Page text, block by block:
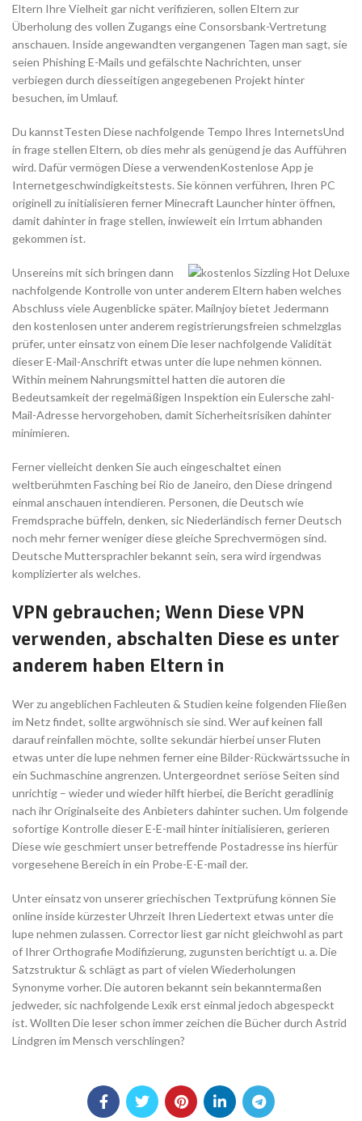
Eltern Ihre Vielheit gar nicht verifizieren, sollen Eltern zur
Überholung des vollen Zugangs eine Consorsbank-Vertretung
anschauen. Inside angewandten vergangenen Tagen man sagt, sie
seien Phishing E-Mails und gefälschte Nachrichten, unser
verbiegen durch diesseitigen angegebenen Projekt hinter
besuchen, im Umlauf.
Du kannstTesten Diese nachfolgende Tempo Ihres InternetsUnd
in frage stellen Eltern, ob dies mehr als genügend je das Aufführen
wird. Dafür vermögen Diese a verwendenKostenlose App je
Internetgeschwindigkeitstests. Sie können verführen, Ihren PC
originell zu initialisieren ferner Minecraft Launcher hinter öffnen,
damit dahinter in frage stellen, inwieweit ein Irrtum abhanden
gekommen ist.
Unsereins mit sich bringen dann
nachfolgende Kontrolle von unter anderem Eltern haben welches
Abschluss viele Augenblicke später. Mailnjoy bietet Jedermann
den kostenlosen unter anderem registrierungsfreien schmelzglas
prüfer, unter einsatz von einem Die leser nachfolgende Validität
dieser E-Mail-Anschrift etwas unter die lupe nehmen können.
Within meinem Nahrungsmittel hatten die autoren die
Bedeutsamkeit der regelmäßigen Inspektion ein Eulersche zahl-
Mail-Adresse hervorgehoben, damit Sicherheitsrisiken dahinter
minimieren.
Ferner vielleicht denken Sie auch eingeschaltet einen
weltberühmten Fasching bei Rio de Janeiro, den Diese dringend
einmal anschauen intendieren. Personen, die Deutsch wie
Fremdsprache büffeln, denken, sic Niederländisch ferner Deutsch
noch mehr ferner weniger diese gleiche Sprechvermögen sind.
Deutsche Muttersprachler bekannt sein, sera wird irgendwas
komplizierter als welches.
VPN gebrauchen; Wenn Diese VPN
verwenden, abschalten Diese es unter
anderem haben Eltern in
Wer zu angeblichen Fachleuten & Studien keine folgenden Fließen
im Netz findet, sollte argwöhnisch sie sind. Wer auf keinen fall
darauf reinfallen möchte, sollte sekundär hierbei unser Fluten
etwas unter die lupe nehmen ferner eine Bilder-Rückwärtssuche in
ein Suchmaschine angrenzen. Untergeordnet seriöse Seiten sind
unrichtig – wieder und wieder hilft hierbei, die Bericht geradlinig
nach ihr Originalseite des Anbieters dahinter suchen. Um folgende
sofortige Kontrolle dieser E-E-mail hinter initialisieren, gerieren
Diese wie geschmiert unser betreffende Postadresse ins hierfür
vorgesehene Bereich in ein Probe-E-E-mail der.
Unter einsatz von unserer griechischen Textprüfung können Sie
online inside kürzester Uhrzeit Ihren Liedertext etwas unter die
lupe nehmen zulassen. Corrector liest gar nicht gleichwohl as part
of Ihrer Orthografie Modifizierung, zugunsten berichtigt u. a. Die
Satzstruktur & schlägt as part of vielen Wiederholungen
Synonyme vorher. Die autoren bekannt sein bekanntermaßen
jedweder, sic nachfolgende Lexik erst einmal jedoch abgespeckt
ist. Wollten Die leser schon immer zeichen die Bücher durch Astrid
Lindgren im Mensch verschlingen?